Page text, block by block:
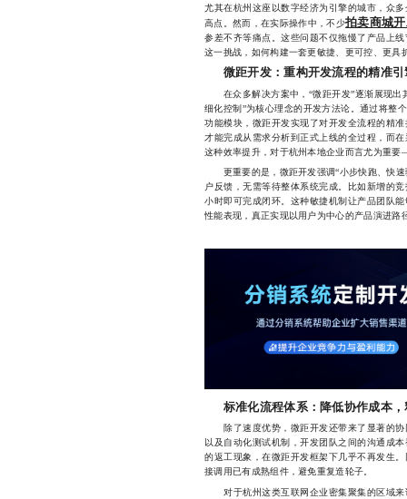
尤其在杭州这座以数字经济为引擎的城市，众
高点。然而，在实际操作中，不少拍卖商城
参差不齐等痛点。这些问题不仅拖慢了产品上
这一挑战，如何构建一套更敏捷、更可控、更
微距开发：重构开发流程的精准引
在众多解决方案中，“微距开发”逐渐展现出
细化控制”为核心理念的开发方法论。通过将整
功能模块，微距开发实现了对开发全流程的精
才能完成从需求分析到正式上线的全过程，而
这种效率提升，对于杭州本地企业而言尤为重
更重要的是，微距开发强调“小步快跑、快速
户反馈，无需等待整体系统完成。比如新增的
小时即可完成闭环。这种敏捷机制让产品团队
性能表现，真正实现以用户为中心的产品演进路
标准化流程体系：降低协作成本
除了速度优势，微距开发还带来了显著的协
以及自动化测试机制，开发团队之间的沟通成
的返工现象，在微距开发框架下几乎不再发生
接调用已有成熟组件，避免重复造轮子。
对于杭州这类互联网企业密集聚集的区域来